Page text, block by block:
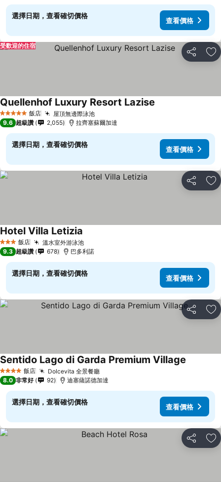
選擇日期，查看確切價格
查看價格
分享 加
受歡迎的住宿
5 星級 飯店 屋頂無邊際泳池查看價格
Quellenhof Luxury Resort Lazise
9.6 超級讚 2,055 拉齊塞蘇爾加達
選擇日期，查看確切價格
查看價格
分享 加
3 星級 飯店 溫水室外游泳池查看價格
Hotel Villa Letizia
9.3 超級讚 678 巴多利諾
選擇日期，查看確切價格
查看價格
分享 加
4 星級 飯店 Dolcevita 全景餐廳查看價格
Sentido Lago di Garda Premium Village
8.0 非常好 92 迪塞薩諾德加達
選擇日期，查看確切價格
查看價格
分享 加